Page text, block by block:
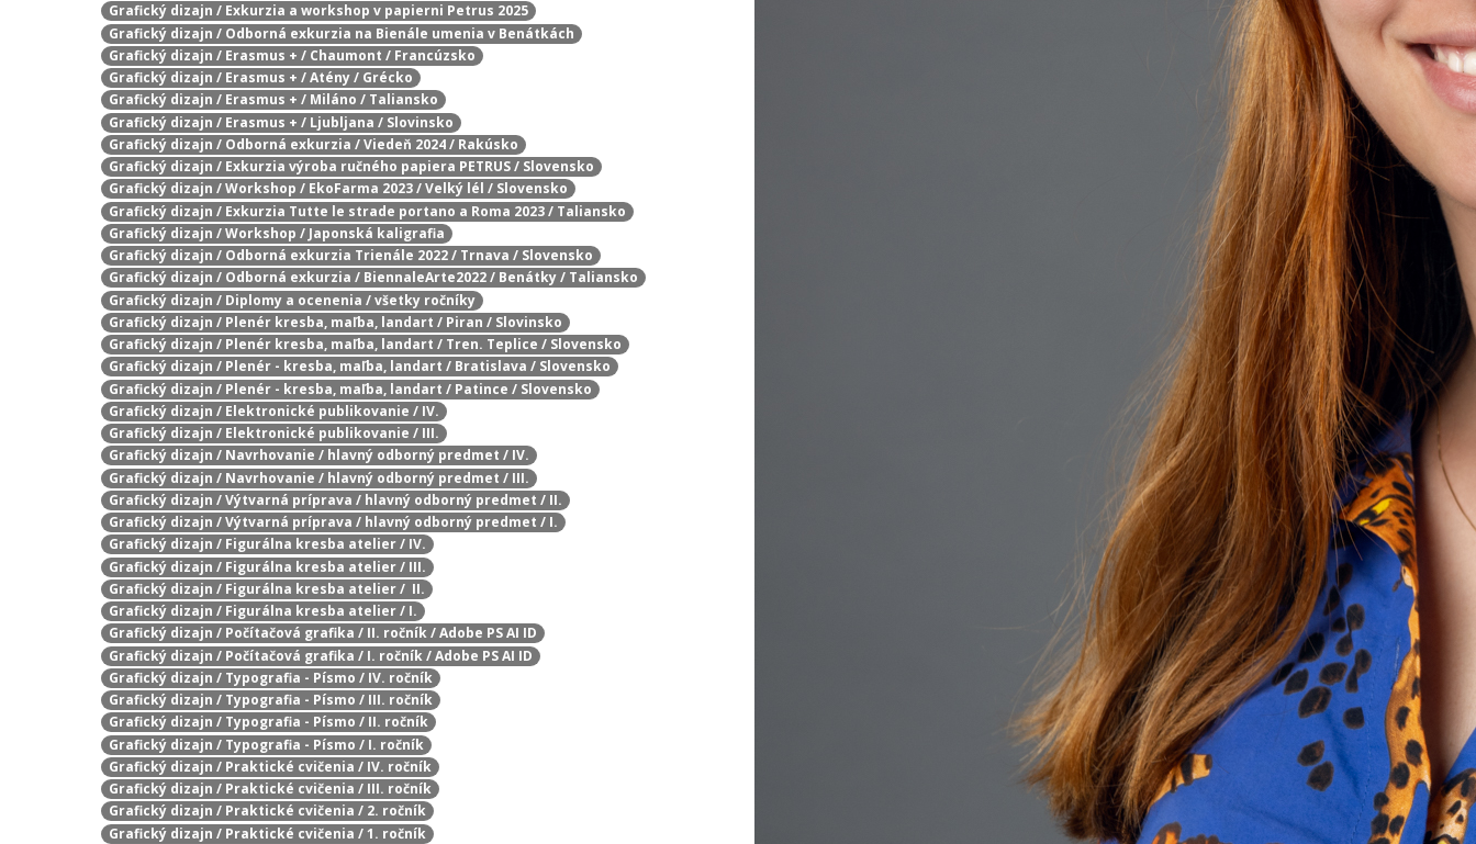
Grafický dizajn / Exkurzia a workshop v papierni Petrus 2025
Grafický dizajn / Odborná exkurzia na Bienále umenia v Benátkách
Grafický dizajn / Erasmus + / Chaumont / Francúzsko
Grafický dizajn / Erasmus + / Atény / Grécko
Grafický dizajn / Erasmus + / Miláno / Taliansko
Grafický dizajn / Erasmus + / Ljubljana / Slovinsko
Grafický dizajn / Odborná exkurzia / Viedeň 2024 / Rakúsko
Grafický dizajn / Exkurzia výroba ručného papiera PETRUS / Slovensko
Grafický dizajn / Workshop / EkoFarma 2023 / Velký lél / Slovensko
Grafický dizajn / Exkurzia Tutte le strade portano a Roma 2023 / Taliansko
Grafický dizajn / Workshop / Japonská kaligrafia
Grafický dizajn / Odborná exkurzia Trienále 2022 / Trnava / Slovensko
Grafický dizajn / Odborná exkurzia / BiennaleArte2022 / Benátky / Taliansko
Grafický dizajn / Diplomy a ocenenia / všetky ročníky
Grafický dizajn / Plenér kresba, maľba, landart / Piran / Slovinsko
Grafický dizajn / Plenér kresba, maľba, landart / Tren. Teplice / Slovensko
Grafický dizajn / Plenér - kresba, maľba, landart / Bratislava / Slovensko
Grafický dizajn / Plenér - kresba, maľba, landart / Patince / Slovensko
Grafický dizajn / Elektronické publikovanie / IV.
Grafický dizajn / Elektronické publikovanie / III.
Grafický dizajn / Navrhovanie / hlavný odborný predmet / IV.
Grafický dizajn / Navrhovanie / hlavný odborný predmet / III.
Grafický dizajn / Výtvarná príprava / hlavný odborný predmet / II.
Grafický dizajn / Výtvarná príprava / hlavný odborný predmet / I.
Grafický dizajn / Figurálna kresba atelier / IV.
Grafický dizajn / Figurálna kresba atelier / III.
Grafický dizajn / Figurálna kresba atelier / II.
Grafický dizajn / Figurálna kresba atelier / I.
Grafický dizajn / Počítačová grafika / II. ročník / Adobe PS AI ID
Grafický dizajn / Počítačová grafika / I. ročník / Adobe PS AI ID
Grafický dizajn / Typografia - Písmo / IV. ročník
Grafický dizajn / Typografia - Písmo / III. ročník
Grafický dizajn / Typografia - Písmo / II. ročník
Grafický dizajn / Typografia - Písmo / I. ročník
Grafický dizajn / Praktické cvičenia / IV. ročník
Grafický dizajn / Praktické cvičenia / III. ročník
Grafický dizajn / Praktické cvičenia / 2. ročník
Grafický dizajn / Praktické cvičenia / 1. ročník